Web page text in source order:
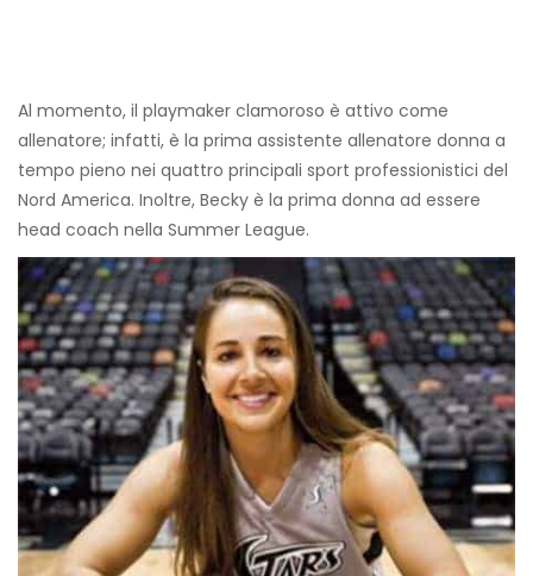
Al momento, il playmaker clamoroso è attivo come
allenatore; infatti, è la prima assistente allenatore donna a
tempo pieno nei quattro principali sport professionistici del
Nord America. Inoltre, Becky è la prima donna ad essere
head coach nella Summer League.